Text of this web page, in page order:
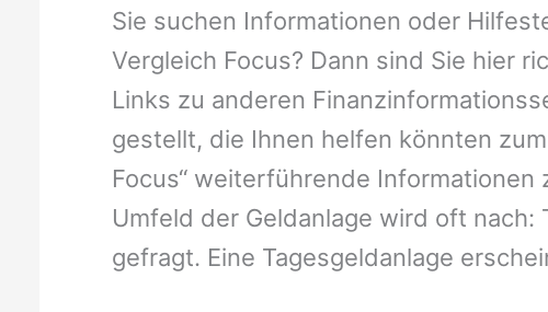
Sie suchen Informationen oder
Vergleich Focus? Dann sind Sie hier
Links zu anderen
gestellt, die Ihnen helfen könnten
Focus“ weiterführende Informationen
Umfeld der Geldanlage wird oft nach:
gefragt. Eine Tagesgeldanlage